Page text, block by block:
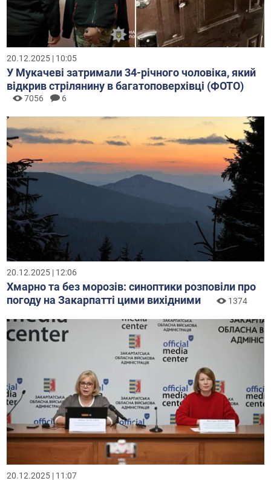
20.12.2025 | 10:05
У Мукачеві затримали 34-річного чоловіка, який
відкрив стрілянину в багатоповерхівці (ФОТО)
7056 6
20.12.2025 | 12:06
Хмарно та без морозів: синоптики розповіли про
погоду на Закарпатті цими вихідними
1374
20.12.2025 | 11:07